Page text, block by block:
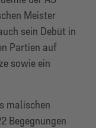
Meister
sein Debüt in
Partien auf
sowie ein
malischen
Begegnungen